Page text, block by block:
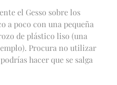
el Gesso sobre los
a poco con una pequeña
de plástico liso (una
Procura no utilizar
hacer que se salga